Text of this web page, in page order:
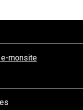
monsite